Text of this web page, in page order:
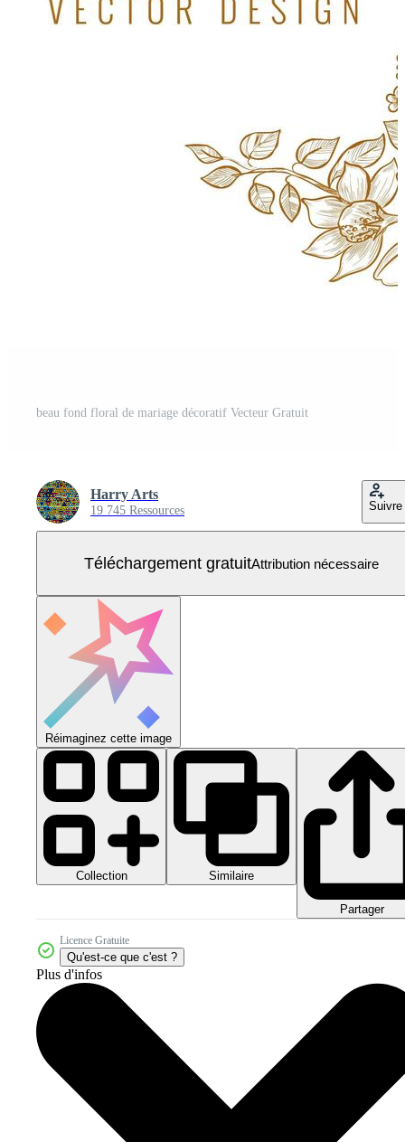
beau fond floral de mariage décoratif Vecteur Gratuit
Harry Arts
19 745 Ressources Suivre
Téléchargement gratuitAttribution nécessaire
Réimaginez cette image
Collection Similaire
Partager
Licence Gratuite
Qu'est-ce que c'est ?
Plus d'infos